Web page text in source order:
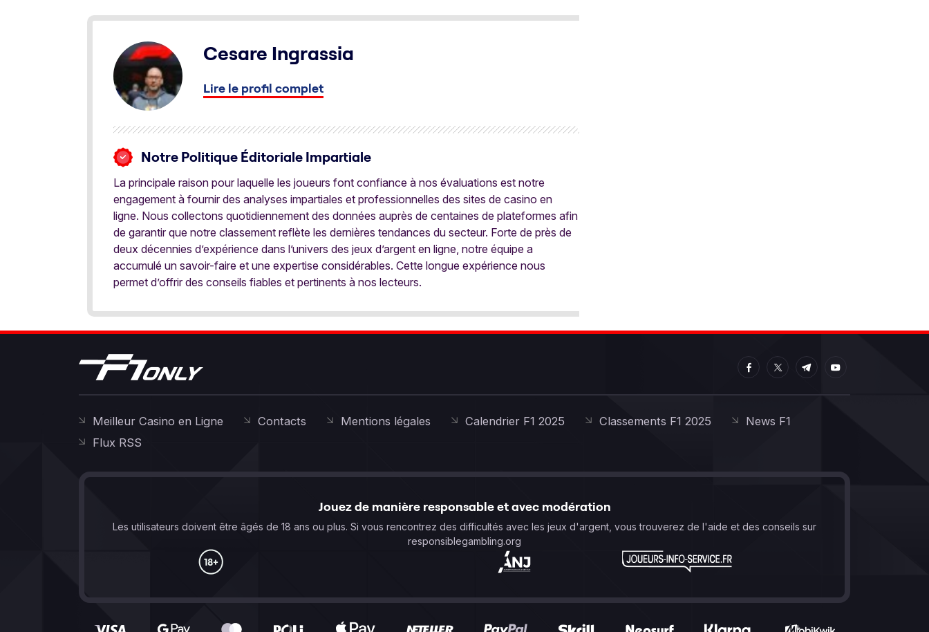
Cesare Ingrassia
Lire le profil complet
Notre Politique Éditoriale Impartiale
La principale raison pour laquelle les joueurs font confiance à nos évaluations est notre
engagement à fournir des analyses impartiales et professionnelles des sites de casino en
ligne. Nous collectons quotidiennement des données auprès de centaines de plateformes afin
de garantir que notre classement reflète les dernières tendances du secteur. Forte de près de
deux décennies d’expérience dans l’univers des jeux d’argent en ligne, notre équipe a
accumulé un savoir-faire et une expertise considérables. Cette longue expérience nous
permet d’offrir des conseils fiables et pertinents à nos lecteurs.
Meilleur Casino en Ligne Contacts Mentions légales Calendrier F1 2025 Classements F1 2025
News F1
Flux RSS
Jouez de manière responsable et avec modération
Les utilisateurs doivent être âgés de 18 ans ou plus. Si vous rencontrez des difficultés avec les jeux d'argent, vous trouverez de l'aide et des conseils sur
responsiblegambling.org